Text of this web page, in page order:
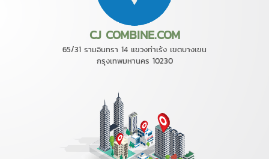
CJ COMBINE.COM
65/31 รามอินทรา 14 แขวงท่าเร้ง เขตบางเขน
กรุงเทพมหานคร 10230